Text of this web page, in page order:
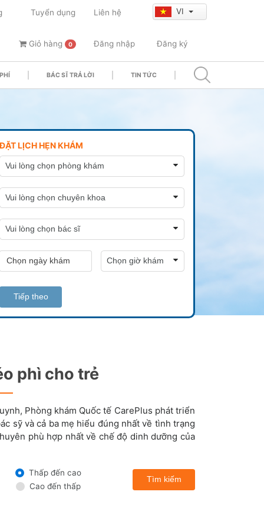
Tuyển dụng Liên hệ VI
Giỏ hàng 0 Đăng nhập Đăng ký
BÁC SĨ TRẢ LỜI TIN TỨC
ĐẶT LỊCH HẸN KHÁM
Tiếp theo
phì cho trẻ
Phòng khám Quốc tế CarePlus phát triển
sỹ và cả ba mẹ hiểu đúng nhất về tình trạng
phù hợp nhất về chế độ dinh dưỡng của
Thấp đến cao
Cao đến thấp
Tìm kiếm